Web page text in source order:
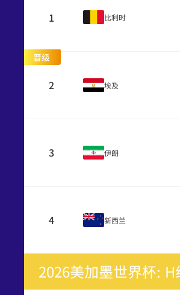
1 比利时
2
晋级
埃及
3 伊朗
4 新西兰
2026美加墨世界杯: H